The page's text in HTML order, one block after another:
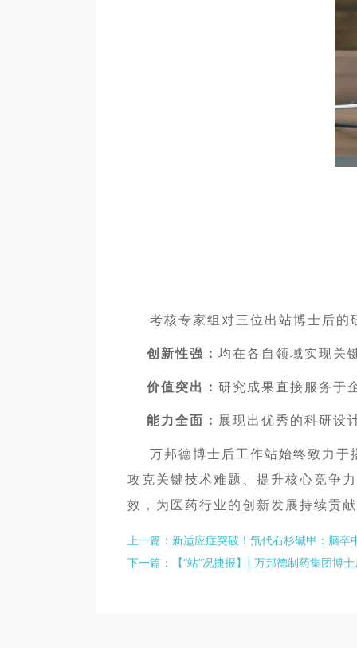
考核专家组对三位出站博士后的
创新性强： 均在各自领域实现关
价值突出： 研究成果直接服务于
能力全面： 展现出优秀的科研设
万邦德博士后工作站始终致力于
攻克关键技术难题、提升核心竞争
效，为医药行业的创新发展持续贡
上一篇：新适应症突破！氘代石杉碱甲：脑
下一篇：【“站”况捷报】| 万邦德制药集团博